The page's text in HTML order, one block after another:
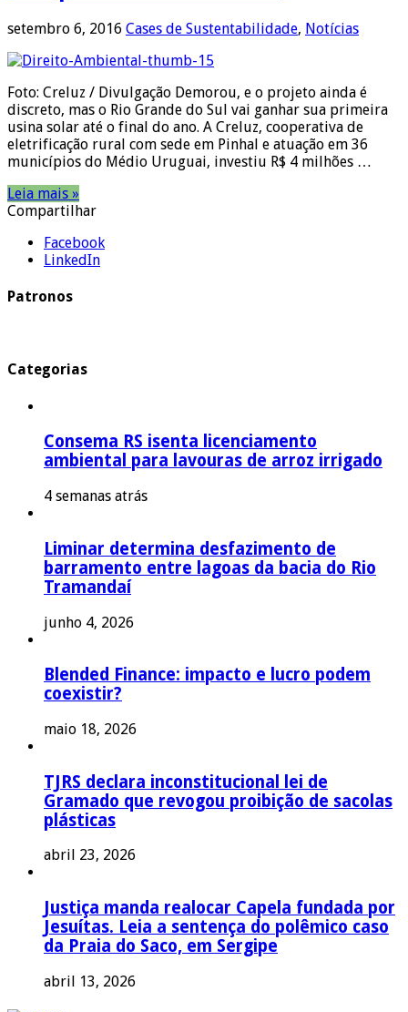
setembro 6, 2016 Cases de Sustentabilidade, Notícias
Foto: Creluz / Divulgação Demorou, e o projeto ainda é
discreto, mas o Rio Grande do Sul vai ganhar sua primeira
usina solar até o final do ano. A Creluz, cooperativa de
eletrificação rural com sede em Pinhal e atuação em 36
municípios do Médio Uruguai, investiu R$ 4 milhões …
Leia mais »
Compartilhar
Facebook
LinkedIn
Patronos
Categorias
Consema RS isenta licenciamento
ambiental para lavouras de arroz irrigado
4 semanas atrás
Liminar determina desfazimento de
barramento entre lagoas da bacia do Rio
Tramandaí
junho 4, 2026
Blended Finance: impacto e lucro podem
coexistir?
maio 18, 2026
TJRS declara inconstitucional lei de
Gramado que revogou proibição de sacolas
plásticas
abril 23, 2026
Justiça manda realocar Capela fundada por
Jesuítas. Leia a sentença do polêmico caso
da Praia do Saco, em Sergipe
abril 13, 2026